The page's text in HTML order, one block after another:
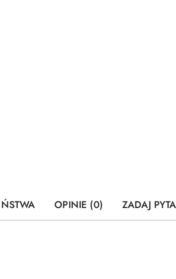
OPINIE (0) ZADAJ